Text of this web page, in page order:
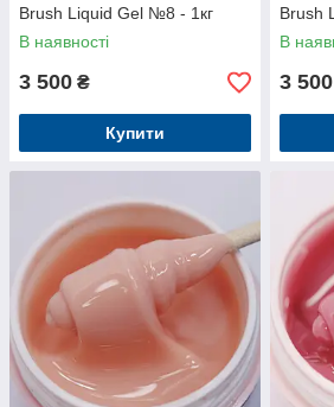
Brush Liquid Gel №8 - 1кг
В наявності
3 500 ₴
Купити
Brush
В
3 500